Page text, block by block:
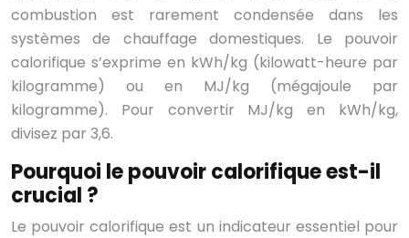
combustion est rarement condensée dans les
systèmes de chauffage domestiques. Le pouvoir
calorifique s’exprime en kWh/kg (kilowatt-heure par
kilogramme) ou en MJ/kg (mégajoule par
kilogramme). Pour convertir MJ/kg en kWh/kg,
divisez par 3,6.
Pourquoi le pouvoir calorifique est-il
crucial ?
Le pouvoir calorifique est un indicateur essentiel pour